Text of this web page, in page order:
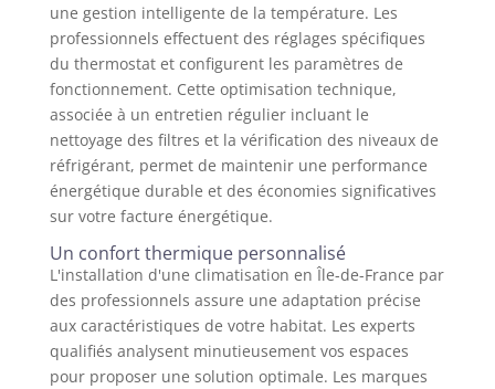
une gestion intelligente de la température. Les
professionnels effectuent des réglages spécifiques
du thermostat et configurent les paramètres de
fonctionnement. Cette optimisation technique,
associée à un entretien régulier incluant le
nettoyage des filtres et la vérification des niveaux de
réfrigérant, permet de maintenir une performance
énergétique durable et des économies significatives
sur votre facture énergétique.
Un confort thermique personnalisé
L'installation d'une climatisation en Île-de-France par
des professionnels assure une adaptation précise
aux caractéristiques de votre habitat. Les experts
qualifiés analysent minutieusement vos espaces
pour proposer une solution optimale. Les marques